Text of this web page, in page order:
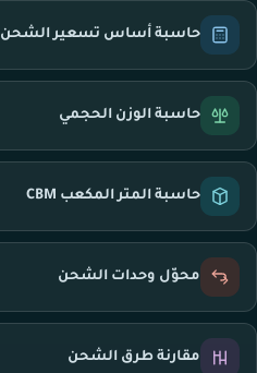
حاسبة أساس تسعير الشحن
حاسبة الوزن الحجمي
حاسبة المتر المكعب CBM
محوّل وحدات الشحن
مقارنة طرق الشحن